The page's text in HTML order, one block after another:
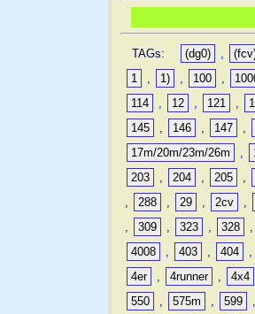
TAGs: (dg0) ,
1
, 1) , 100 ,
114
, 12 , 121 ,
145
, 146 , 147 ,
17m/20m/23m/26m
,
203
, 204 , 205 ,
,
288 , 29 , 2cv ,
,
309 , 323 , 328 ,
4008
, 403 , 404 ,
4er
, 4runner , 4x4
550
, 575m , 599 ,